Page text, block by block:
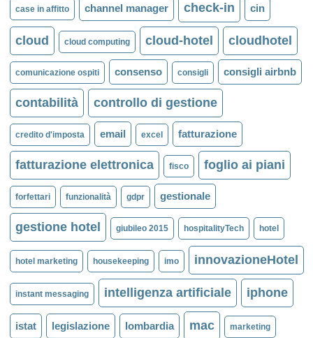
case in affitto channel manager check-in cin
cloud cloud computing cloud-hotel cloudhotel
comunicazione ospiti consenso consigli consigli airbnb
contabilità controllo di gestione
credito d'imposta email excel fatturazione
fatturazione elettronica fisco foglio ai piani
forfettari funzionalità gdpr gestionale
gestione hotel giubileo 2015 hospitalityTech hotel
hotel marketing housekeeping imo innovazioneHotel
instant messaging intelligenza artificiale iphone
istat legislazione lombardia mac marketing